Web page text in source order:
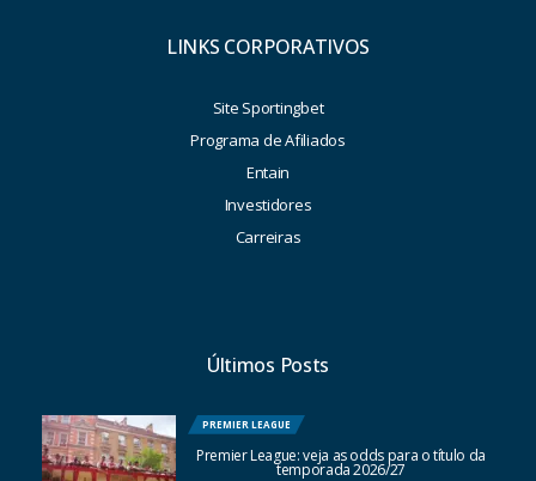
LINKS CORPORATIVOS
Site Sportingbet
Programa de Afiliados
Entain
Investidores
Carreiras
Últimos Posts
PREMIER LEAGUE
Premier League: veja as odds para o título da
temporada 2026/27